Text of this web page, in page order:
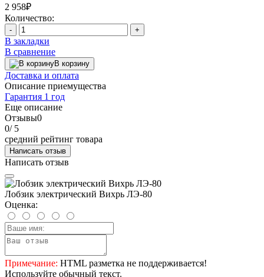
2 958₽
Количество:
- +
В закладки
В сравнение
В корзину
Доставка и оплата
Описание приемущества
Гарантия 1 год
Еще описание
Отзывы0
0/ 5
средний рейтинг товара
Написать отзыв
Написать отзыв
Лобзик электрический Вихрь ЛЭ-80
Оценка:
Примечание: HTML разметка не поддерживается!
Используйте обычный текст.